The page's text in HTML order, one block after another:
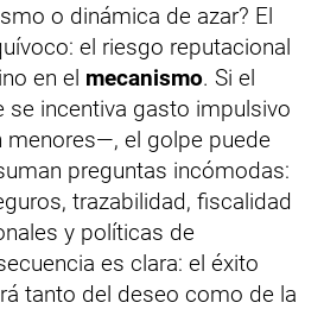
o dinámica de azar? El
el riesgo reputacional
en el mecanismo. Si el
se incentiva gasto impulsivo
el golpe puede
preguntas incómodas:
trazabilidad, fiscalidad
y políticas de
es clara: el éxito
tanto del deseo como de la